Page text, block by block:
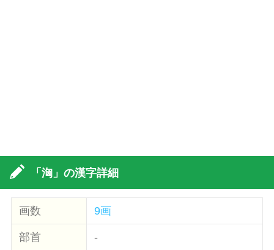
「洶」の漢字詳細
画数 9画
部首 -